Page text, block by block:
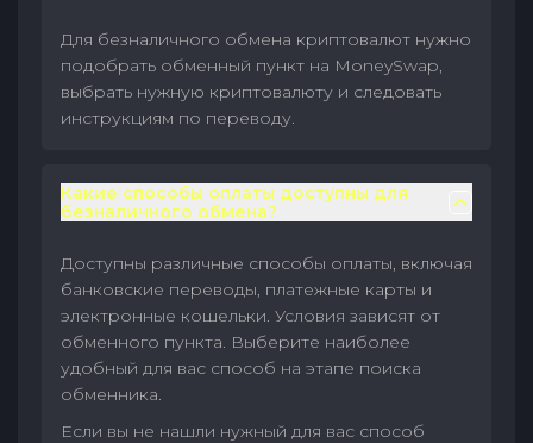
Для безналичного обмена криптовалют нужно
подобрать обменный пункт на MoneySwap,
выбрать нужную криптовалюту и следовать
инструкциям по переводу.
Какие способы оплаты доступны для
безналичного обмена?
Доступны различные способы оплаты, включая
банковские переводы, платежные карты и
электронные кошельки. Условия зависят от
обменного пункта. Выберите наиболее
удобный для вас способ на этапе поиска
обменника.
Если вы не нашли нужный для вас способ